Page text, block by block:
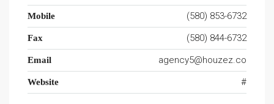
Mobile (580) 853-6732
Fax (580) 844-6732
Email agency5@houzez.co
Website #